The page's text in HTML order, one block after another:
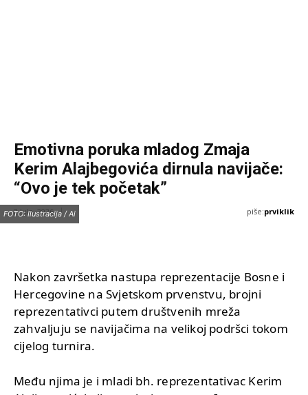
Emotivna poruka mladog Zmaja
Kerim Alajbegovića dirnula navijače:
“Ovo je tek početak”
2 Jula, 2026 piše:prviklik
FOTO: Ilustracija / Ai
Nakon završetka nastupa reprezentacije Bosne i
Hercegovine na Svjetskom prvenstvu, brojni
reprezentativci putem društvenih mreža
zahvaljuju se navijačima na velikoj podršci tokom
cijelog turnira.
Među njima je i mladi bh. reprezentativac Kerim